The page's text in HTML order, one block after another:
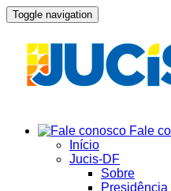
Toggle navigation
Fale
Início
Jucis-DF
Sobre
Presidência